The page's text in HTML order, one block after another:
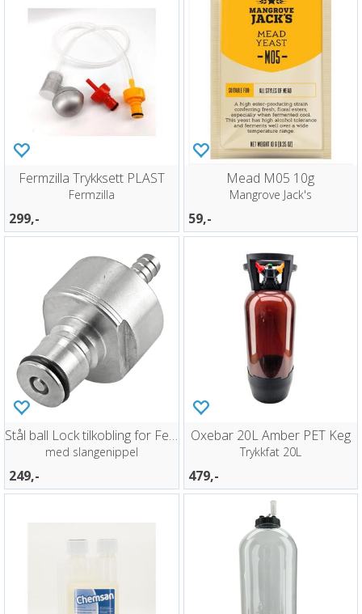
Fermzilla Trykksett PLAST
Fermzilla
299,-
Mead M05 10g
Mangrove Jack's
59,-
Stål ball Lock tilkobling for FermZilla
med slangenippel
249,-
Oxebar 20L Amber PET Keg
Trykkfat 20L
479,-